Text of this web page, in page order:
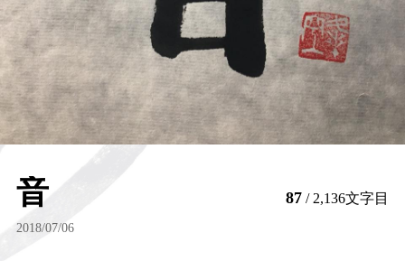
音 87 / 2,136文字目
2018/07/06